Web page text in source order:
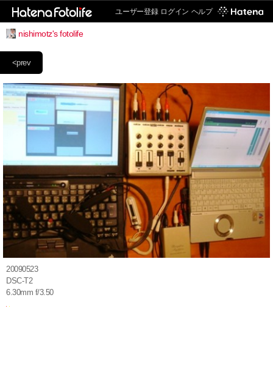
ユーザー登録 ログイン ヘルプ
nishimotz's fotolife
<prev
20090523
DSC-T2
6.30mm f/3.50